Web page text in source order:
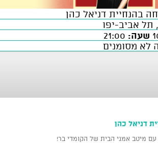
בהנחיית דניאל כהן
תל אביב-יפו
שעה:
לא מסומנים
דניאל כהן
מיטב אמני הבית של הקומדי בר!